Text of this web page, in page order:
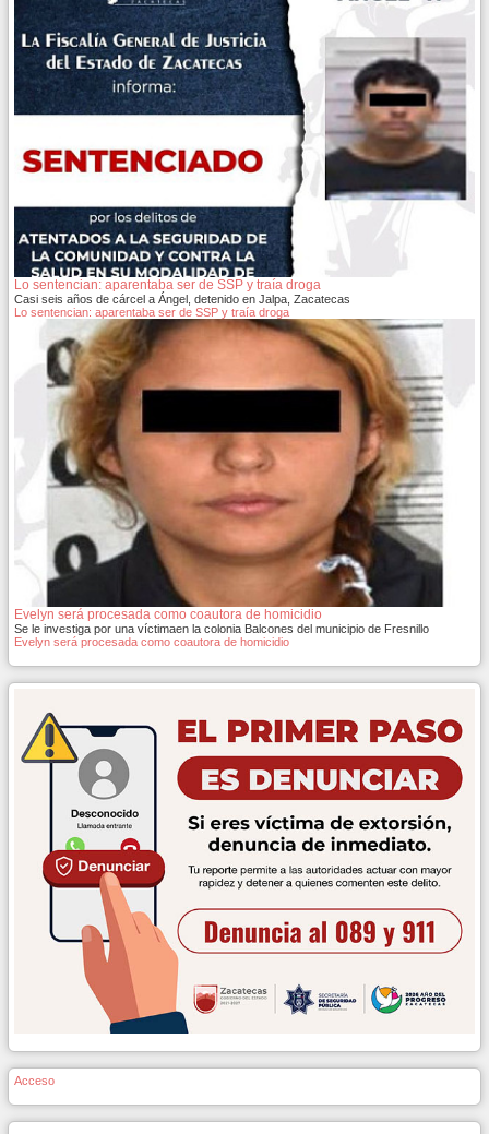
Lo sentencian: aparentaba ser de SSP y traía droga
Casi seis años de cárcel a Ángel, detenido en Jalpa, Zacatecas
Lo sentencian: aparentaba ser de SSP y traía droga
Evelyn será procesada como coautora de homicidio
Se le investiga por una víctimaen la colonia Balcones del municipio de Fresnillo
Evelyn será procesada como coautora de homicidio
Acceso